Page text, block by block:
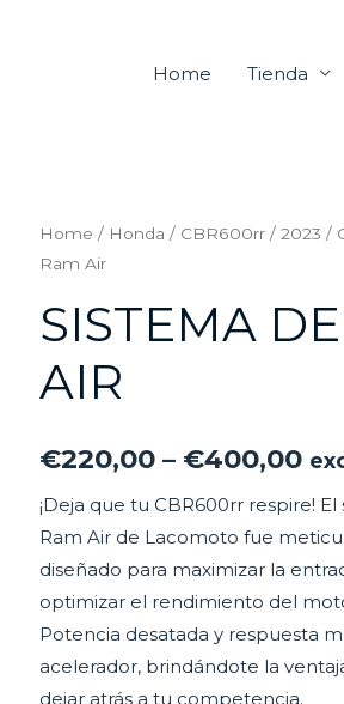
Home Tienda
Home / Honda / CBR600rr /2023 /
Ram Air
SISTEMA
AIR
€220,00 – €400,00
¡Deja que tu CBR600rr respire!
Ram Air de Lacomoto fue
diseñado para maximizar la
optimizar el rendimiento del
Potencia desatada y respuesta
acelerador, brindándote la
dejar atrás a tu competencia.